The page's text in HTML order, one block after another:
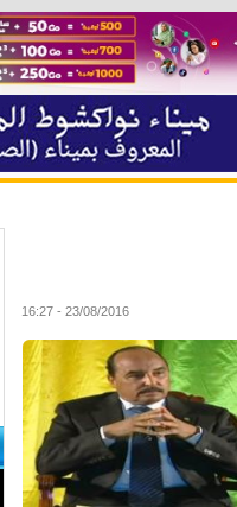
23/08/2016 - 16:27